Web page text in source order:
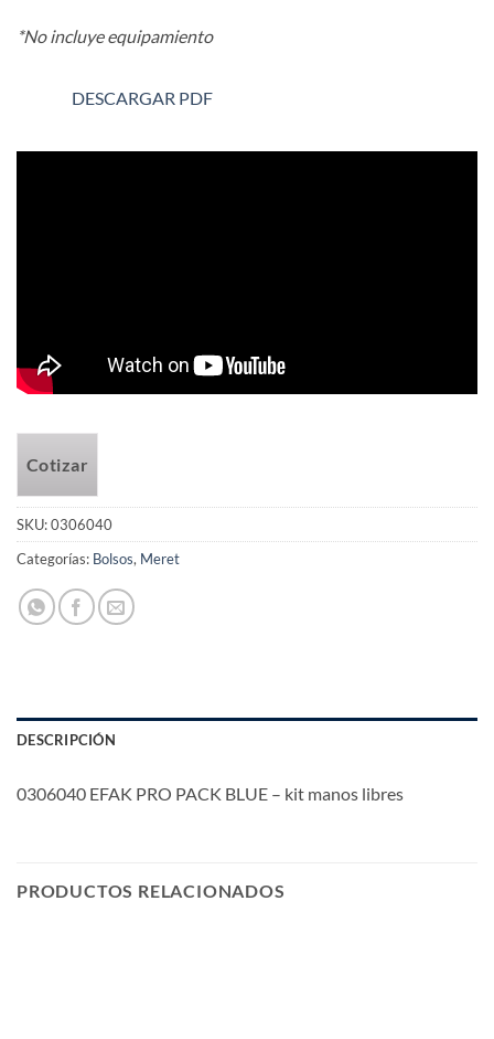
*No incluye equipamiento
DESCARGAR PDF
Cotizar
SKU:0306040
Categorías: Bolsos, Meret
DESCRIPCIÓN
0306040 EFAK PRO PACK BLUE – kit manos libres
PRODUCTOS RELACIONADOS